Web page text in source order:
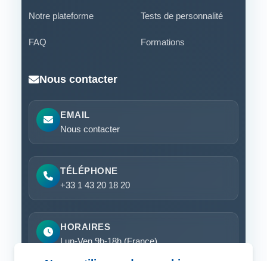
Notre plateforme
FAQ
Tests de personnalité
Formations
Nous contacter
EMAIL
Nous contacter
TÉLÉPHONE
+33 1 43 20 18 20
HORAIRES
Lun-Ven 9h-18h (France)